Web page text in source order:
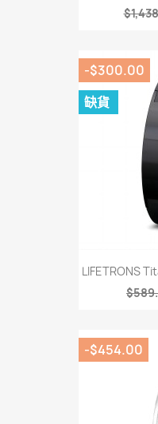
LIFETRONS
-$300.00
缺貨
-$454.00